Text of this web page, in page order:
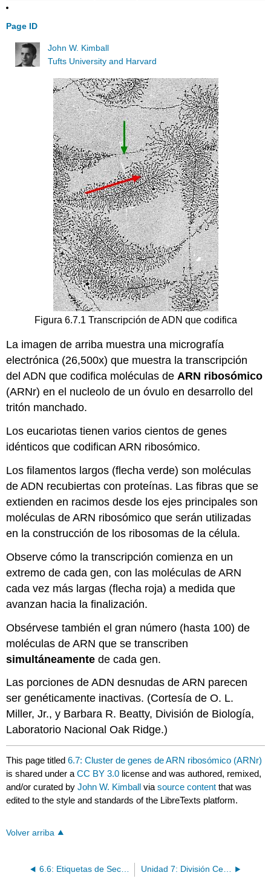
Page ID
John W. Kimball
Tufts University and Harvard
Figura 6.7.1 Transcripción de ADN que codifica
La imagen de arriba muestra una micrografía
electrónica (26,500x) que muestra la transcripción
del ADN que codifica moléculas deARN ribosómico
(ARNr) en el nucleolo de un óvulo en desarrollo del
tritón manchado.
Los eucariotas tienen varios cientos de genes
idénticos que codifican ARN ribosómico.
Los filamentos largos (flecha verde) son moléculas
de ADN recubiertas con proteínas. Las fibras que se
extienden en racimos desde los ejes principales son
moléculas de ARN ribosómico que serán utilizadas
en la construcción de los ribosomas de la célula.
Observe cómo la transcripción comienza en un
extremo de cada gen, con las moléculas de ARN
cada vez más largas (flecha roja) a medida que
avanzan hacia la finalización.
Obsérvese también el gran número (hasta 100) de
moléculas de ARN que se transcriben
simultáneamente de cada gen.
Las porciones de ADN desnudas de ARN parecen
ser genéticamente inactivas. (Cortesía de O. L.
Miller, Jr., y Barbara R. Beatty, División de Biología,
Laboratorio Nacional Oak Ridge.)
This page titled6.7: Cluster de genes de ARN ribosómico (ARNr)
is shared under aCC BY 3.0 license and was authored, remixed,
and/or curated byJohn W. Kimball viasource content that was
edited to the style and standards of the LibreTexts platform.
Volver arriba
6.6: Etiquetas de Secuencia Expresada Unidad 7: División Celular